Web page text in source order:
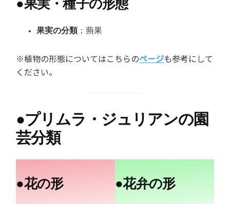
●果実・種子の形態
果実の分類 ：蒴果
※植物の形態についてはこちらのページも参考にして
ください。
●プリムラ・ジュリアンの園
芸分類
●花の形 ●花弁の形